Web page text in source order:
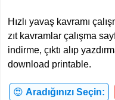
Hızlı yavaş kavramı
zıt kavramlar çalışma
indirme, çıktı alıp
download printable.
😍 Aradığınızı Seçin: